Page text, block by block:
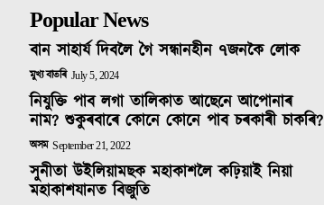
Popular News
বান সাহাৰ্য দিবলৈ গৈ সন্ধানহীন ৭জনকৈ লোক
মুখ্য বাতৰি July 5, 2024
নিযুক্তি পাব লগা তালিকাত আছেনে আপোনাৰ
নাম? শুকুৰবাৰে কোনে কোনে পাব চৰকাৰী চাকৰি?
অসম September 21, 2022
সুনীতা উইলিয়ামছক মহাকাশলৈ কঢ়িয়াই নিয়া
মহাকাশযানত বিজুতি